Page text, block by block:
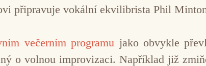
připravuje vokální ekvilibrista Phil
večerním programu jako obvykle
o volnou improvizaci. Například již